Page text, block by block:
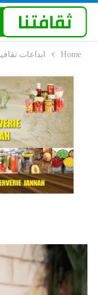
Home ابداعات